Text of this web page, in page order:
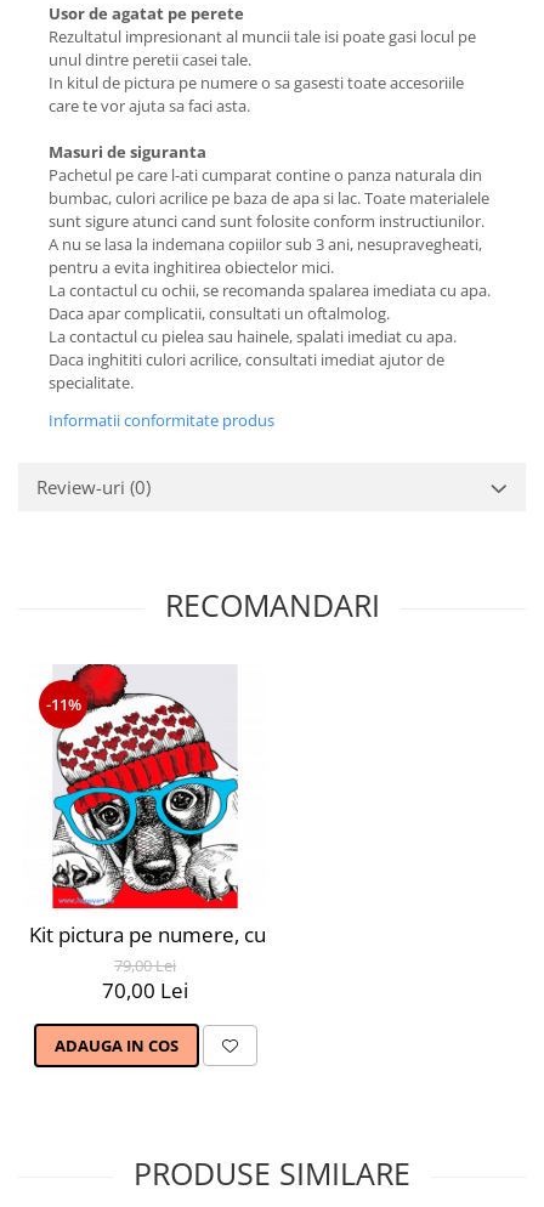
Usor de agatat pe perete
Rezultatul impresionant al muncii tale isi poate gasi locul pe
unul dintre peretii casei tale.
In kitul de pictura pe numere o sa gasesti toate accesoriile
care te vor ajuta sa faci asta.
Masuri de siguranta
Pachetul pe care l-ati cumparat contine o panza naturala din
bumbac, culori acrilice pe baza de apa si lac. Toate materialele
sunt sigure atunci cand sunt folosite conform instructiunilor.
A nu se lasa la indemana copiilor sub 3 ani, nesupravegheati,
pentru a evita inghitirea obiectelor mici.
La contactul cu ochii, se recomanda spalarea imediata cu apa.
Daca apar complicatii, consultati un oftalmolog.
La contactul cu pielea sau hainele, spalati imediat cu apa.
Daca inghititi culori acrilice, consultati imediat ajutor de
specialitate.
Informatii conformitate produs
Review-uri (0)
RECOMANDARI
-11%
Kit pictura pe numere, cu sasiu, Catelus la moda,
79,00 Lei
70,00 Lei
ADAUGA IN COS
PRODUSE SIMILARE